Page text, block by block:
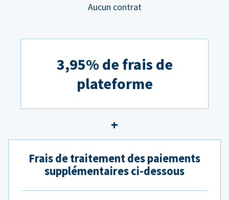
Aucun contrat
3,95% de frais de
plateforme
Frais de traitement des paiements
supplémentaires ci-dessous